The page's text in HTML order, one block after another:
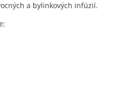
a bylinkových infúzií.